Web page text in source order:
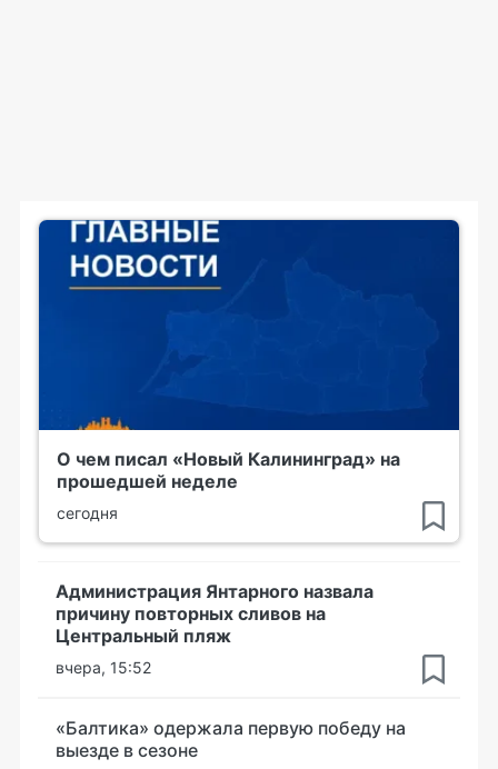
О чем писал «Новый Калининград» на
прошедшей неделе
сегодня
Администрация Янтарного назвала
причину повторных сливов на
Центральный пляж
вчера, 15:52
«Балтика» одержала первую победу на
выезде в сезоне